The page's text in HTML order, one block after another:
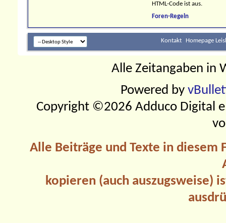
HTML-Code ist aus.
Foren-Regeln
Kontakt Homepage
Alle Zeitangaben in
Powered by
Copyright ©2026 Adduco Digital
Alle Beiträge und Texte in
kopieren (auch auszugsweise)